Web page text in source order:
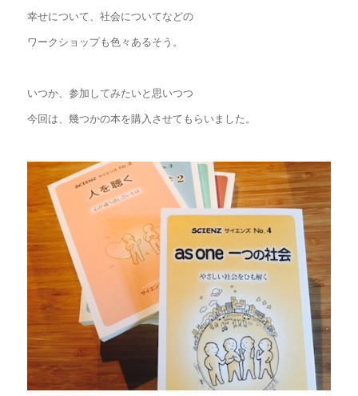
幸せについて、社会についてなどの
ワークショップも色々あるそう。
いつか、参加してみたいと思いつつ
今回は、幾つかの本を購入させてもらいました。